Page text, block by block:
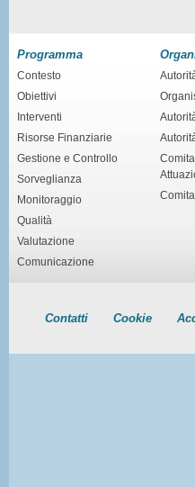
Programma
Contesto
Obiettivi
Interventi
Risorse Finanziarie
Gestione e Controllo
Sorveglianza
Monitoraggio
Qualità
Valutazione
Comunicazione
Contatti Cookie